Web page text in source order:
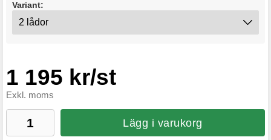
Variant:
1 195 kr/st
Exkl. moms
Lägg i varukorg